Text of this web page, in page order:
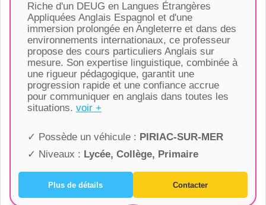
Riche d'un DEUG en Langues Étrangères
Appliquées Anglais Espagnol et d'une
immersion prolongée en Angleterre et dans des
environnements internationaux, ce professeur
propose des cours particuliers Anglais sur
mesure. Son expertise linguistique, combinée à
une rigueur pédagogique, garantit une
progression rapide et une confiance accrue
pour communiquer en anglais dans toutes les
situations. voir +
✓ Possède un véhicule : PIRIAC-SUR-MER
✓ Niveaux : Lycée, Collège, Primaire
Plus de détails Contacter